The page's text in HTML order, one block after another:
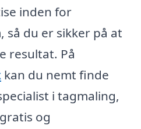
inden for
så du er sikker på at
resultat. På
kan du nemt finde
i tagmaling,
og